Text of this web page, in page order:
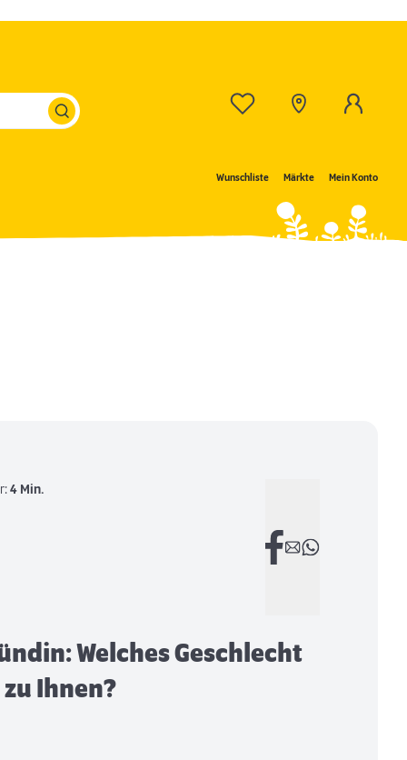
Wunschliste Märkte Mein Konto
4 Min.
Welches Geschlecht
Ihnen?